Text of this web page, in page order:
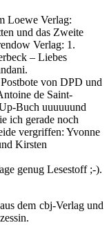
Loewe Verlag:
und das Zweite
Verlag: 1.
– Liebes
von DPD und
de Saint-
Buch uuuuuund
ich gerade noch
vergriffen: Yvonne
Kirsten
genug Lesestoff ;-).
dem cbj-Verlag und